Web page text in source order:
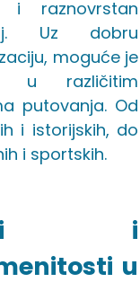
i raznovrstan
Uz dobru
moguće je
u različitim
putovanja. Od
i istorijskih, do
i sportskih.
i
u